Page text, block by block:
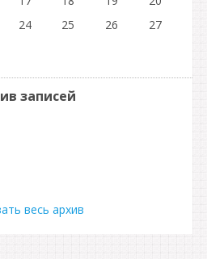
24 25 26
27
записей
весь архив